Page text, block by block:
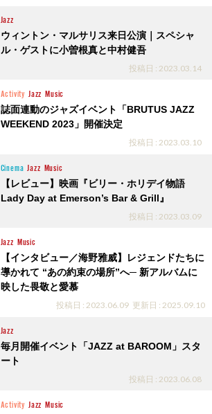
Jazz
ウィントン・マルサリス来日公演｜スペシャ
ル・ゲストに小曽根真と中村健吾
投稿日 : 2023.03.14
Activity Jazz Music
誌面連動のジャズイベント「BRUTUS JAZZ
WEEKEND 2023」開催決定
投稿日 : 2023.03.10
Cinema Jazz Music
【レビュー】映画『ビリー・ホリデイ物語
Lady Day at Emerson’s Bar & Grill』
投稿日 : 2023.03.09
Jazz Music
【インタビュー／海野雅威】レジェンドたちに
導かれて “あの約束の場所”へ─ 新アルバムに
映した畏敬と愛慕
投稿日 : 2023.06.09 更新日 : 2025.09.10
Jazz
毎月開催イベント「JAZZ at BAROOM」スタ
ート
投稿日 : 2023.06.08
Activity Jazz Music